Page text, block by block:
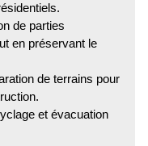
de parties
en préservant le
de terrains pour
et évacuation